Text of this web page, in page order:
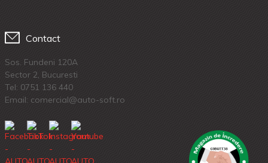
Contact
Sos. Fundeni 120A
Sector 2, Bucuresti
Tel: 0751 136 440
Email: comercial@auto-soft.ro